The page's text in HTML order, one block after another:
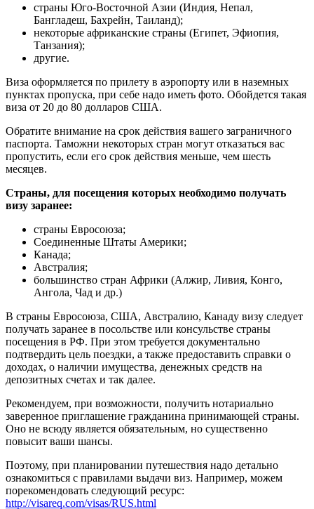
страны Юго-Восточной Азии (Индия, Непал,
Бангладеш, Бахрейн, Таиланд);
некоторые африканские страны (Египет, Эфиопия,
Танзания);
другие.
Виза оформляется по прилету в аэропорту или в наземных
пунктах пропуска, при себе надо иметь фото. Обойдется такая
виза от 20 до 80 долларов США.
Обратите внимание на срок действия вашего заграничного
паспорта. Таможни некоторых стран могут отказаться вас
пропустить, если его срок действия меньше, чем шесть
месяцев.
Страны, для посещения которых необходимо получать
визу заранее:
страны Евросоюза;
Соединенные Штаты Америки;
Канада;
Австралия;
большинство стран Африки (Алжир, Ливия, Конго,
Ангола, Чад и др.)
В страны Евросоюза, США, Австралию, Канаду визу следует
получать заранее в посольстве или консульстве страны
посещения в РФ. При этом требуется документально
подтвердить цель поездки, а также предоставить справки о
доходах, о наличии имущества, денежных средств на
депозитных счетах и так далее.
Рекомендуем, при возможности, получить нотариально
заверенное приглашение гражданина принимающей страны.
Оно не всюду является обязательным, но существенно
повысит ваши шансы.
Поэтому, при планировании путешествия надо детально
ознакомиться с правилами выдачи виз. Например, можем
порекомендовать следующий ресурс:
http://visareq.com/visas/RUS.html